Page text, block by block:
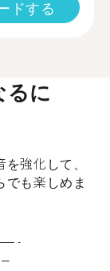
ドする
るに
強化して、
も楽しめま